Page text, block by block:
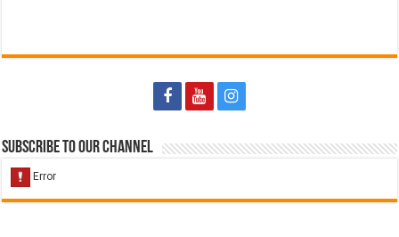
Subscribe to our Channel